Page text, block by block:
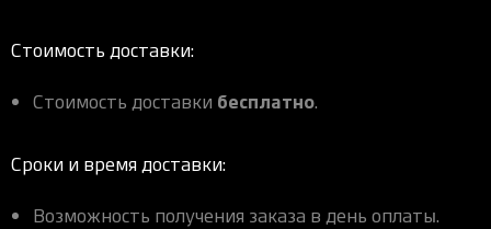
Стоимость доставки:
Стоимость доставки бесплатно.
Сроки и время доставки:
Возможность получения заказа в день оплаты.